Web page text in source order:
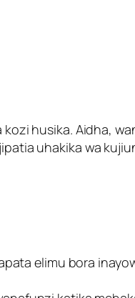
husika. Aidha,
uhakika wa
elimu bora